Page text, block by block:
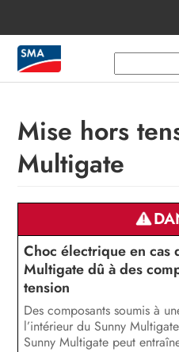
Mise hors
Multigate
Choc électrique en cas
Multigate dû à des
tension
Des composants soumis à
l’intérieur du Sunny
Sunny Multigate peut
Remarques
Contenu de la
Vue d’ensemble
Raccordement
Mise en service
photovoltaïque
Configuration